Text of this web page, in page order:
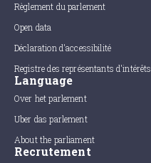
Règlement du parlement
Open data
Déclaration d'accessibilité
Registre des représentants d'intérêts
Language
Over het parlement
Uber das parlement
About the parliament
Recrutement